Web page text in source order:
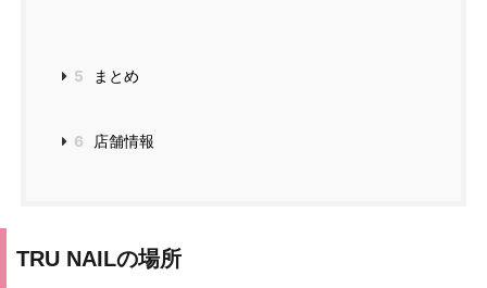
5 まとめ
6 店舗情報
TRU NAILの場所